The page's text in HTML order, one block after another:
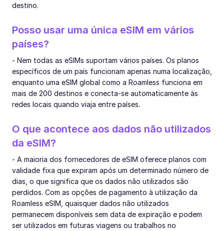
destino.
Posso usar uma única eSIM em vários
países?
- Nem todas as eSIMs suportam vários países. Os planos
específicos de um país funcionam apenas numa localização,
enquanto uma eSIM global como a Roamless funciona em
mais de 200 destinos e conecta-se automaticamente às
redes locais quando viaja entre países.
O que acontece aos dados não utilizados
da eSIM?
- A maioria dos fornecedores de eSIM oferece planos com
validade fixa que expiram após um determinado número de
dias, o que significa que os dados não utilizados são
perdidos. Com as opções de pagamento à utilização da
Roamless eSIM, quaisquer dados não utilizados
permanecem disponíveis sem data de expiração e podem
ser utilizados em futuras viagens ou trabalhos no